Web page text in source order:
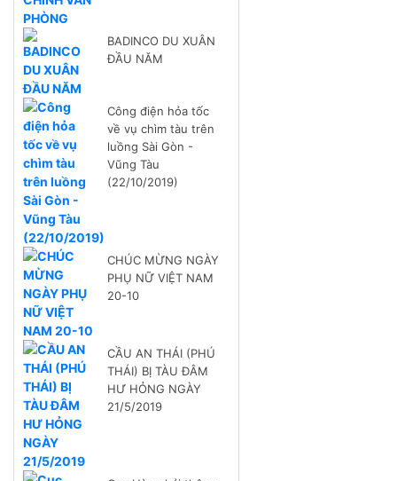
BADINCO DU XUÂN
ĐẦU NĂM
Công điện hỏa tốc
về vụ chìm tàu trên
luồng Sài Gòn -
Vũng Tàu
(22/10/2019)
CHÚC MỪNG NGÀY
PHỤ NỮ VIỆT NAM
20-10
CẦU AN THÁI (PHÚ
THÁI) BỊ TÀU ĐÂM
HƯ HỎNG NGÀY
21/5/2019